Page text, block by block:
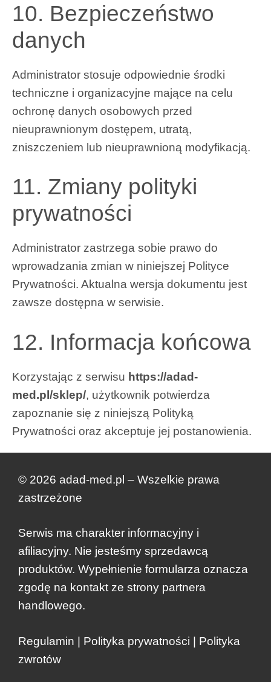
10. Bezpieczeństwo
danych
Administrator stosuje odpowiednie środki
techniczne i organizacyjne mające na celu
ochronę danych osobowych przed
nieuprawnionym dostępem, utratą,
zniszczeniem lub nieuprawnioną modyfikacją.
11. Zmiany polityki
prywatności
Administrator zastrzega sobie prawo do
wprowadzania zmian w niniejszej Polityce
Prywatności. Aktualna wersja dokumentu jest
zawsze dostępna w serwisie.
12. Informacja końcowa
Korzystając z serwisu https://adad-
med.pl/sklep/, użytkownik potwierdza
zapoznanie się z niniejszą Polityką
Prywatności oraz akceptuje jej postanowienia.
© 2026 adad-med.pl – Wszelkie prawa
zastrzeżone
Serwis ma charakter informacyjny i
afiliacyjny. Nie jesteśmy sprzedawcą
produktów. Wypełnienie formularza oznacza
zgodę na kontakt ze strony partnera
handlowego.
Regulamin | Polityka prywatności | Polityka
zwrotów